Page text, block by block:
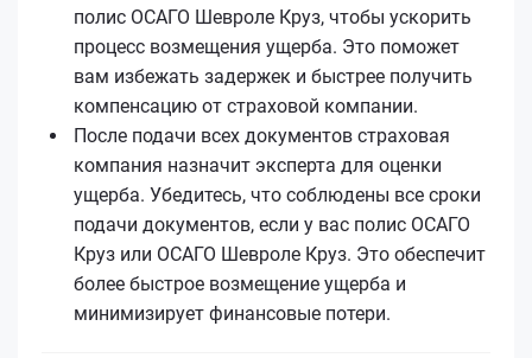
полис ОСАГО Шевроле Круз, чтобы ускорить
процесс возмещения ущерба. Это поможет
вам избежать задержек и быстрее получить
компенсацию от страховой компании.
После подачи всех документов страховая
компания назначит эксперта для оценки
ущерба. Убедитесь, что соблюдены все сроки
подачи документов, если у вас полис ОСАГО
Круз или ОСАГО Шевроле Круз. Это обеспечит
более быстрое возмещение ущерба и
минимизирует финансовые потери.